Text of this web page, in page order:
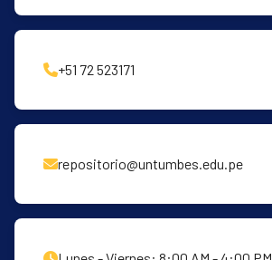
+51 72 523171
repositorio@untumbes.edu.pe